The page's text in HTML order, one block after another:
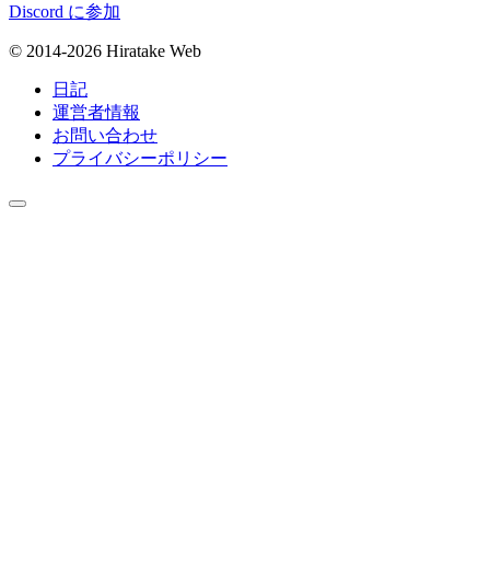
Discord に参加
© 2014-2026 Hiratake Web
日記
運営者情報
お問い合わせ
プライバシーポリシー